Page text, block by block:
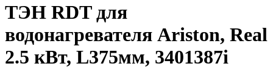
ТЭН RDT для
водонагревателя Ariston, Real
2.5 кВт, L375мм, 3401387i